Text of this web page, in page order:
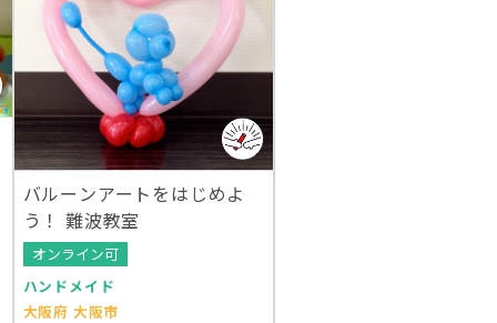
バルーンアートをはじめよ
う！ 難波教室
オンライン可
ハンドメイド
大阪府 大阪市